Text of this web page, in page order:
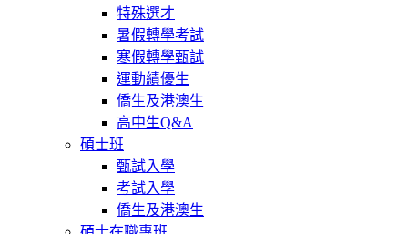
特殊選才
暑假轉學考試
寒假轉學甄試
運動績優生
僑生及港澳生
高中生Q&A
碩士班
甄試入學
考試入學
僑生及港澳生